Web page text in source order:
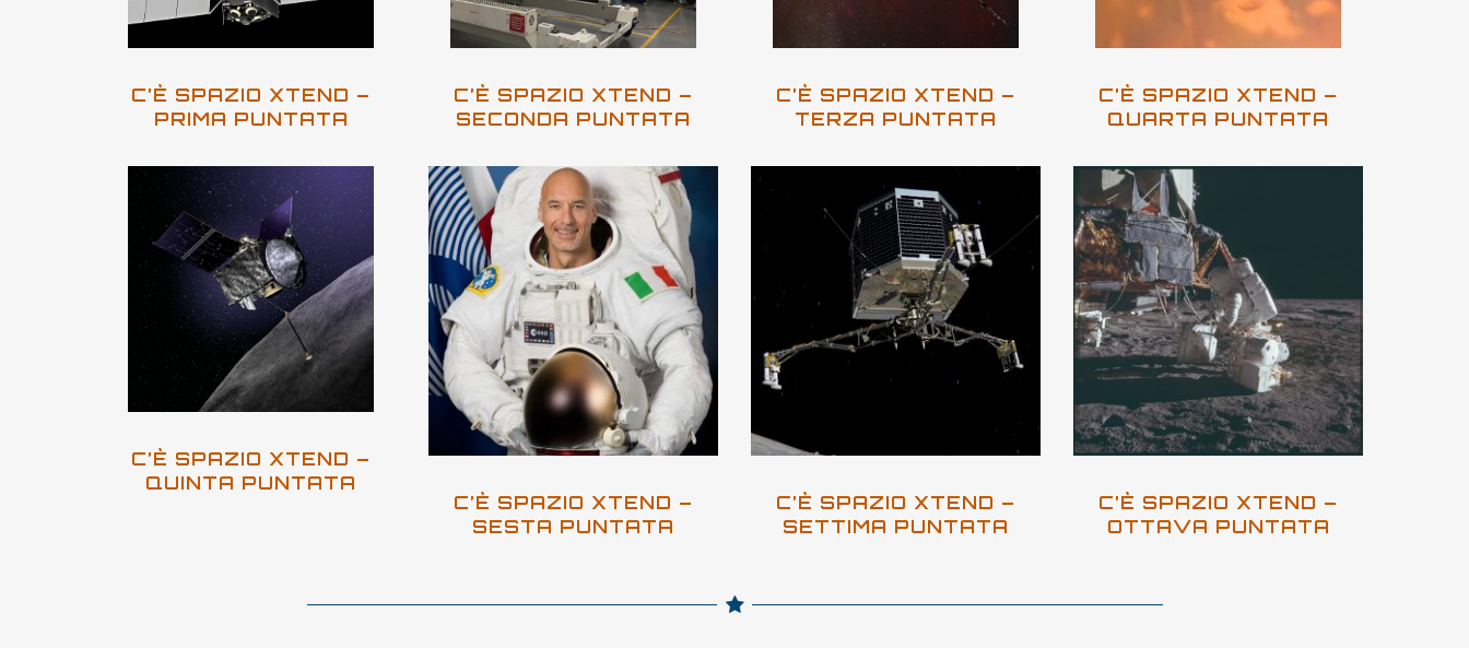
C’È SPAZIO XTEND –
PRIMA PUNTATA
C’È SPAZIO XTEND –
SECONDA PUNTATA
C’È SPAZIO XTEND –
TERZA PUNTATA
C’È SPAZIO XTEND –
QUARTA PUNTATA
C’È SPAZIO XTEND –
QUINTA PUNTATA
C’È SPAZIO XTEND –
SESTA PUNTATA
C’È SPAZIO XTEND –
SETTIMA PUNTATA
C’È SPAZIO XTEND –
OTTAVA PUNTATA